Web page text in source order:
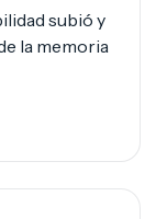
subió y
la memoria